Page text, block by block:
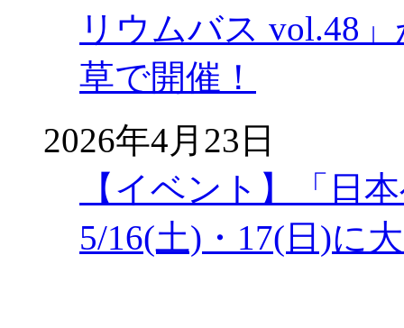
リウムバス vol.48
草で開催！
2026年4月23日
【イベント】「日
5/16(土)・17(日)に